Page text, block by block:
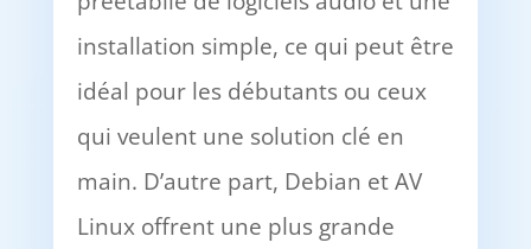
installation simple, ce qui peut être
idéal pour les débutants ou ceux
qui veulent une solution clé en
main. D’autre part, Debian et AV
Linux offrent une plus grande